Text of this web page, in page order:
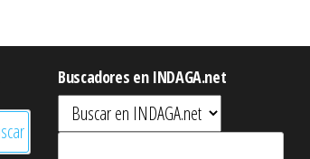
Buscadores en INDAGA.net